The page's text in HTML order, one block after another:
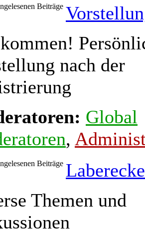
nach der
Global
,
Laberecke
Themen und